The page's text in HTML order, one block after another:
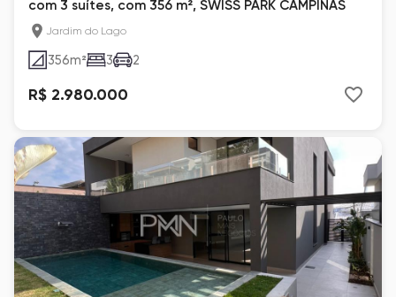
com 3 suítes, com 356 m², SWISS PARK CAMPINAS
Jardim do Lago
356m² 3 2
R$ 2.980.000